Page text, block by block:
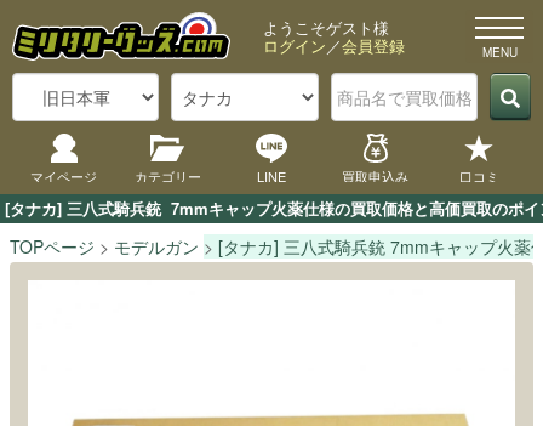
[タナカ] 三八式騎兵銃  7mmキャップ火薬仕様の買取価格と高価買取のポ
ようこそゲスト様
ログイン／会員登録
マイページ カテゴリー LINE 買取申込み 口コミ
TOPページ モデルガン [タナカ] 三八式騎兵銃 7mmキャップ火薬